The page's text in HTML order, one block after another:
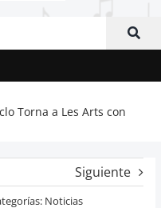
Torna a Les Arts con
Siguiente
Noticias